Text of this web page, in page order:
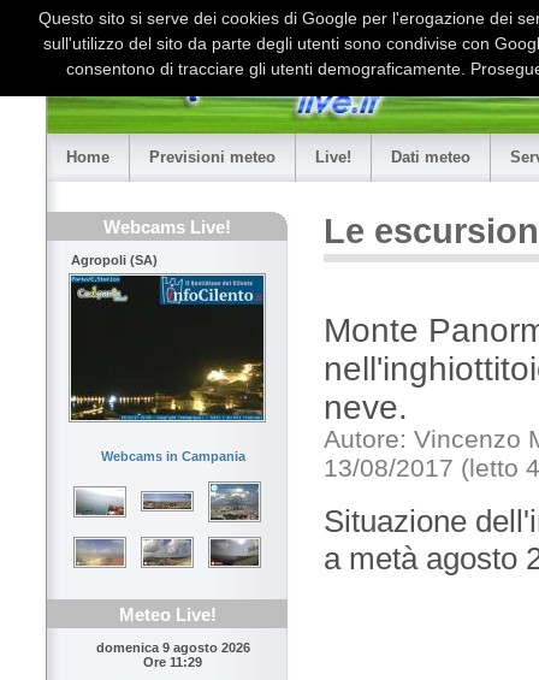
Home Previsioni meteo Live! Dati meteo
Webcams Live!
Agropoli (SA)
Webcams in Campania
Meteo Live!
domenica 9 agosto 2026
Ore 11:29
Le
Monte
neve.
Autore: Vincenzo
13/08/2017 (letto
Situazione
a metà agosto
Questo sito si serve dei cookies di Google per l'erogazione dei
sull'utilizzo del sito da parte degli utenti sono condivise con
consentono di tracciare gli utenti demograficamente.